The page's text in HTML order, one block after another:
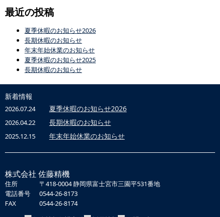
最近の投稿
夏季休暇のお知らせ2026
長期休暇のお知らせ
年末年始休業のお知らせ
夏季休暇のお知らせ2025
長期休暇のお知らせ
新着情報
2026.07.24 夏季休暇のお知らせ2026
2026.04.22 長期休暇のお知らせ
2025.12.15 年末年始休業のお知らせ
株式会社 佐藤精機
住所
〒418-0004 静岡県富士宮市三園平531番地
電話番号
0544-26-8173
FAX
0544-26-8174